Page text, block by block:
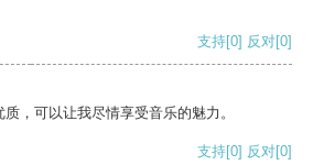
支持[0] 反对[0]
，可以让我尽情享受音乐的魅力。
支持[0] 反对[0]